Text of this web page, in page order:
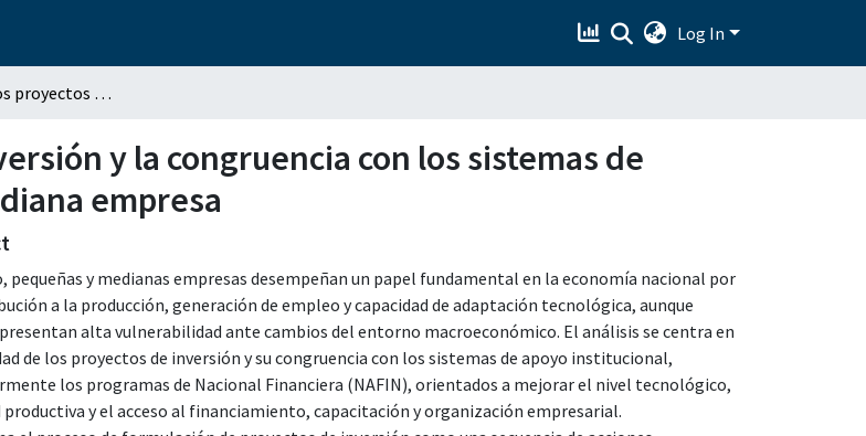
Log In
Viabilidad de los proyectos de inversión y la congruencia con los sistemas de apoyo en la micro, pequeña y mediana empresa
y la congruencia con los sistemas de
empresa
pequeñas y medianas empresas desempeñan un papel fundamental en la economía nacional por
a la producción, generación de empleo y capacidad de adaptación tecnológica, aunque
alta vulnerabilidad ante cambios del entorno macroeconómico. El análisis se centra en
de los proyectos de inversión y su congruencia con los sistemas de apoyo institucional,
los programas de Nacional Financiera (NAFIN), orientados a mejorar el nivel tecnológico,
productiva y el acceso al financiamiento, capacitación y organización empresarial.